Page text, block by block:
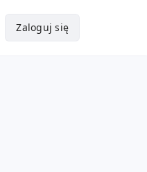
Zaloguj się